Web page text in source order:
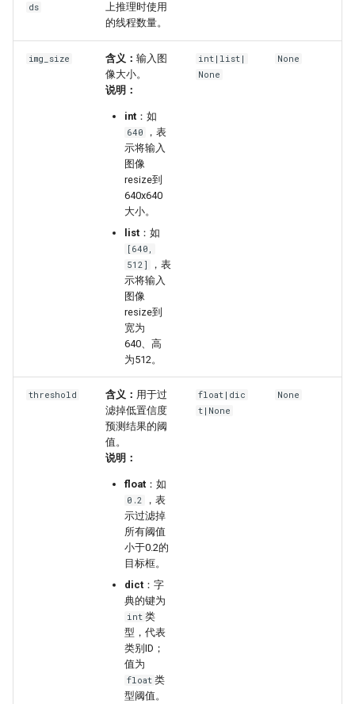
ds
上推理时使用
的线程数量。
img_size 含义： 输入图
像大小。
说明：
int ：如
640
，表
示将输入
图像
resize到
640x640
大小。
list ：如
[640,
512]
，表
示将输入
图像
resize到
宽为
640、高
为512。
int|list|
None
None
threshold 含义： 用于过
滤掉低置信度
预测结果的阈
值。
说明：
float ：如
0.2
，表
示过滤掉
所有阈值
小于0.2的
目标框。
dict ：字
典的键为
int 类
型，代表
类别ID；
值为
float 类
型阈值。
float|dic
t|None
None